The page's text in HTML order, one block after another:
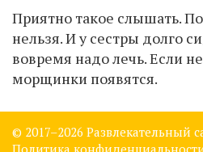
Приятно такое слышать.
нельзя. И у сестры долго
вовремя надо лечь. Если
морщинки появятся.
© 2017–2026 Развлекательный
Политика